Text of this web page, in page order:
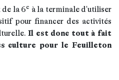
de la 6e à la terminale d'utiliser
pour financer des activités
Il est donc tout à fait
culture pour le Feuilleton